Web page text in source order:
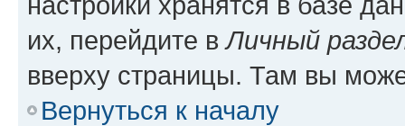
их, перейдите вЛичный
вверху страницы. Там вы
Вернуться к началу